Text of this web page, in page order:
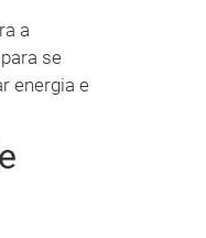
a
se
energia e